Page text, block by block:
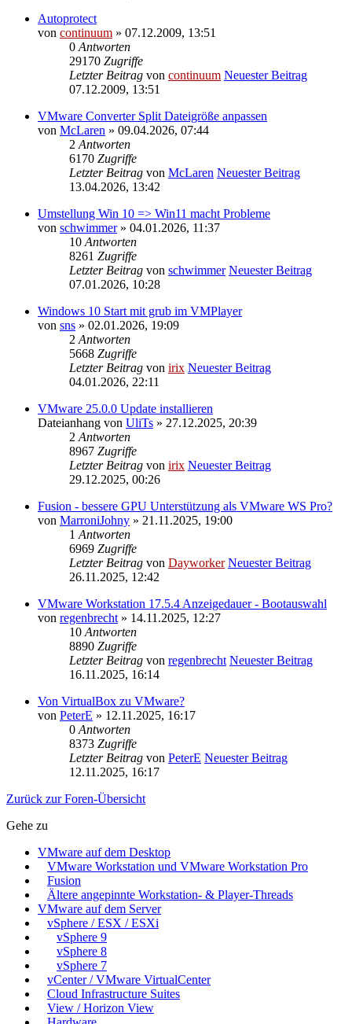
Autoprotect
von continuum » 07.12.2009, 13:51
0 Antworten
29170 Zugriffe
Letzter Beitrag von continuum Neuester Beitrag
07.12.2009, 13:51
VMware Converter Split Dateigröße anpassen
von McLaren » 09.04.2026, 07:44
2 Antworten
6170 Zugriffe
Letzter Beitrag von McLaren Neuester Beitrag
13.04.2026, 13:42
Umstellung Win 10 => Win11 macht Probleme
von schwimmer» 04.01.2026, 11:37
10 Antworten
8261 Zugriffe
Letzter Beitrag von schwimmer Neuester Beitrag
07.01.2026, 10:28
Windows 10 Start mit grub im VMPlayer
von sns » 02.01.2026, 19:09
2 Antworten
5668 Zugriffe
Letzter Beitrag von irix Neuester Beitrag
04.01.2026, 22:11
VMware 25.0.0 Update installieren
Dateianhang von UliTs » 27.12.2025, 20:39
2 Antworten
8967 Zugriffe
Letzter Beitrag von irix Neuester Beitrag
29.12.2025, 00:26
Fusion - bessere GPU Unterstützung als VMware WS Pro?
von MarroniJohny » 21.11.2025, 19:00
1 Antworten
6969 Zugriffe
Letzter Beitrag von Dayworker Neuester Beitrag
26.11.2025, 12:42
VMware Workstation 17.5.4 Anzeigedauer - Bootauswahl
von regenbrecht » 14.11.2025, 12:27
10 Antworten
8890 Zugriffe
Letzter Beitrag von regenbrecht Neuester Beitrag
16.11.2025, 16:14
Von VirtualBox zu VMware?
von PeterE » 12.11.2025, 16:17
0 Antworten
8373 Zugriffe
Letzter Beitrag von PeterE Neuester Beitrag
12.11.2025, 16:17
Zurück zur Foren-Übersicht
Gehe zu
VMware auf dem Desktop
VMware Workstation und VMware Workstation Pro
Fusion
Ältere angepinnte Workstation- & Player-Threads
VMware auf dem Server
vSphere / ESX / ESXi
vSphere 9
vSphere 8
vSphere 7
vCenter / VMware VirtualCenter
Cloud Infrastructure Suites
View / Horizon View